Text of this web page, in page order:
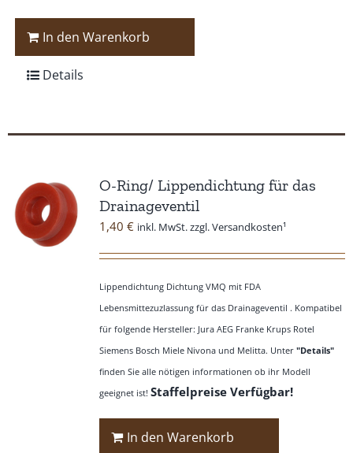
In den Warenkorb
Details
O-Ring/ Lippendichtung für das
Drainageventil
1,40 € inkl. MwSt. zzgl. Versandkosten¹
Lippendichtung Dichtung VMQ mit FDA
Lebensmittezuzlassung für das Drainageventil . Kompatibel
für folgende Hersteller: Jura AEG Franke Krups Rotel
Siemens Bosch Miele Nivona und Melitta. Unter "Details"
finden Sie alle nötigen informationen ob ihr Modell
geeignet ist! Staffelpreise Verfügbar!
In den Warenkorb